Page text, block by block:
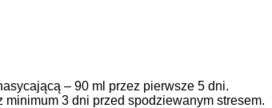
– 90 ml przez pierwsze 5 dni.
3 dni przed spodziewanym stresem.